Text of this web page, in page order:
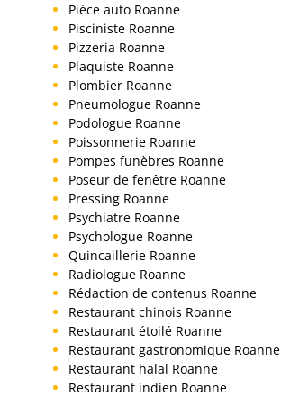
Pièce auto Roanne
Pisciniste Roanne
Pizzeria Roanne
Plaquiste Roanne
Plombier Roanne
Pneumologue Roanne
Podologue Roanne
Poissonnerie Roanne
Pompes funèbres Roanne
Poseur de fenêtre Roanne
Pressing Roanne
Psychiatre Roanne
Psychologue Roanne
Quincaillerie Roanne
Radiologue Roanne
Rédaction de contenus Roanne
Restaurant chinois Roanne
Restaurant étoilé Roanne
Restaurant gastronomique Roanne
Restaurant halal Roanne
Restaurant indien Roanne